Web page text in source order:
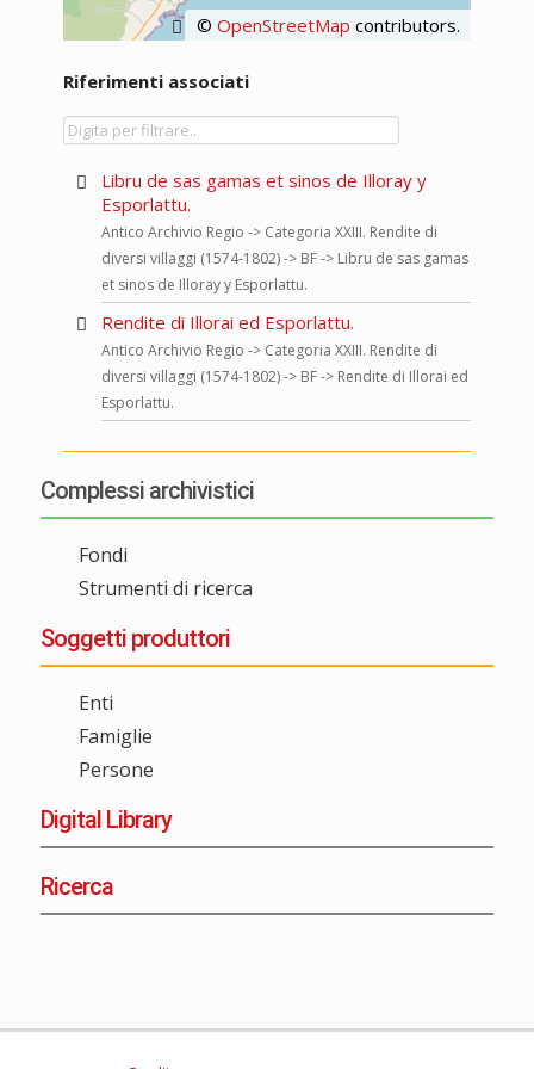
© OpenStreetMap contributors.
Riferimenti associati
Libru de sas gamas et sinos de Illoray y
Esporlattu.
Antico Archivio Regio -> Categoria XXIII. Rendite di
diversi villaggi (1574-1802) -> BF -> Libru de sas gamas
et sinos de Illoray y Esporlattu.
Rendite di Illorai ed Esporlattu.
Antico Archivio Regio -> Categoria XXIII. Rendite di
diversi villaggi (1574-1802) -> BF -> Rendite di Illorai ed
Esporlattu.
Complessi archivistici
Fondi
Strumenti di ricerca
Soggetti produttori
Enti
Famiglie
Persone
Digital Library
Ricerca